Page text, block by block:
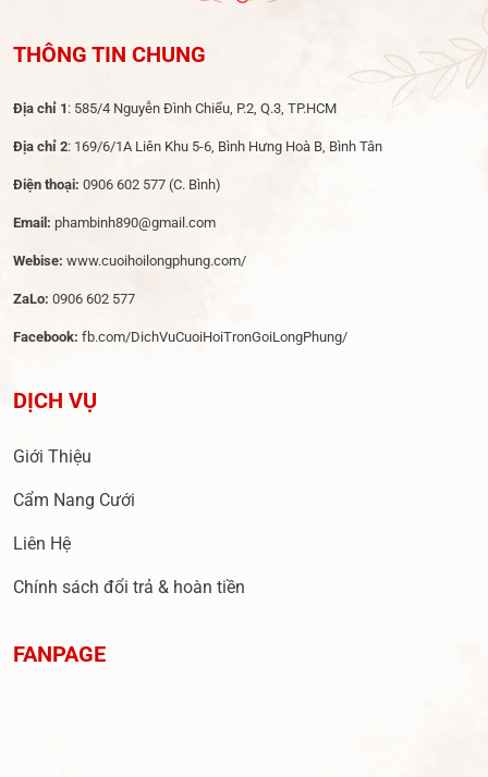
THÔNG TIN CHUNG
Địa chỉ 1 : 585/4 Nguyễn Đình Chiểu, P.2, Q.3, TP.HCM
Địa chỉ 2: 169/6/1A Liên Khu 5-6, Bình Hưng Hoà B, Bình Tân
Điện thoại: 0906 602 577 (C. Bình)
Email: phambinh890@gmail.com
Webise: www.cuoihoilongphung.com/
ZaLo: 0906 602 577
Facebook: fb.com/DichVuCuoiHoiTronGoiLongPhung/
DỊCH VỤ
Giới Thiệu
Cẩm Nang Cưới
Liên Hệ
Chính sách đổi trả & hoàn tiền
FANPAGE